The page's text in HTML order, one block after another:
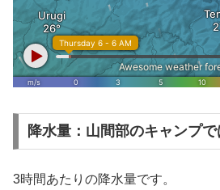
降水量：山間部のキャンプ
3時間あたりの降水量です。